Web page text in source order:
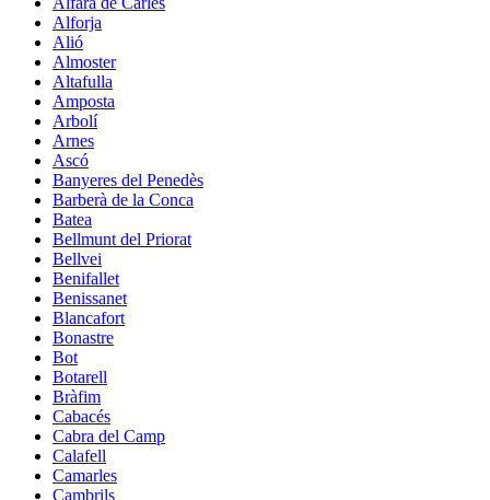
Alforja
Alió
Almoster
Altafulla
Amposta
Arbolí
Arnes
Ascó
Banyeres del Penedès
Barberà de la Conca
Batea
Bellmunt del Priorat
Bellvei
Benifallet
Benissanet
Blancafort
Bonastre
Bot
Botarell
Bràfim
Cabacés
Cabra del Camp
Calafell
Camarles
Cambrils